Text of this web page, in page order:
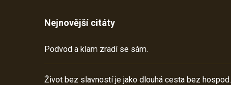
Nejnovější citáty
Podvod a klam zradí se sám.
Život bez slavností je jako dlouhá cesta bez hospod.